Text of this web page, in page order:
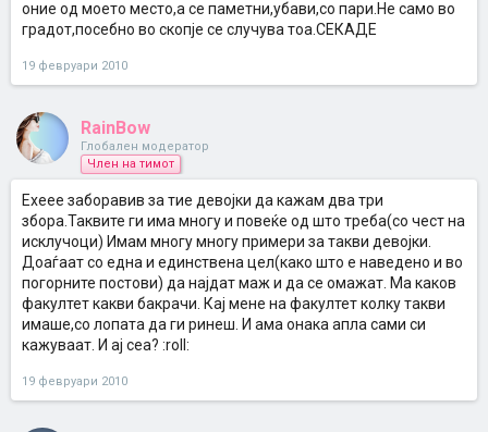
оние од моето место,а се паметни,убави,со пари.Не само во
градот,посебно во скопје се случува тоа.СЕКАДЕ
19 февруари 2010
RainBow
Глобален модератор
Член на тимот
Ехеее заборавив за тие девојки да кажам два три
збора.Таквите ги има многу и повеќе од што треба(со чест на
исклучоци) Имам многу многу примери за такви девојки.
Доаѓаат со една и единствена цел(како што е наведено и во
погорните постови) да најдат маж и да се омажат. Ма каков
факултет какви бакрачи. Кај мене на факултет колку такви
имаше,со лопата да ги ринеш. И ама онака апла сами си
кажуваат. И ај сеа? :roll:
19 февруари 2010